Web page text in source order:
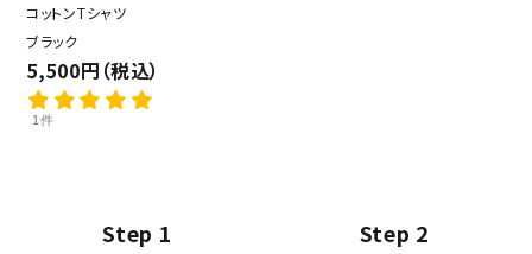
コットンTシャツ
ブラック
5,500円（税込）
1件
Step 1 Step 2